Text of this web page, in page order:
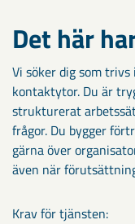
Det här
Vi söker dig som
kontaktytor. Du är
strukturerat
frågor. Du bygger
gärna över
även när
Krav för tjänsten: